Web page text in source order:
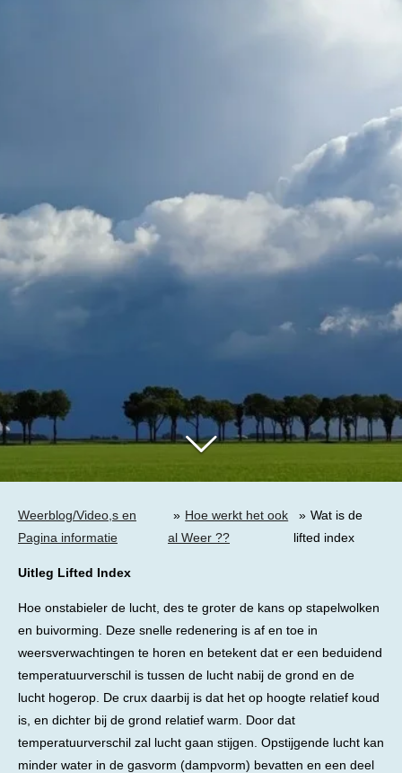
Weerblog/Video,s en
Pagina informatie
» Hoe werkt het ook
al Weer ??
» Wat is de
lifted index
Uitleg Lifted Index
Hoe onstabieler de lucht, des te groter de kans op stapelwolken
en buivorming. Deze snelle redenering is af en toe in
weersverwachtingen te horen en betekent dat er een beduidend
temperatuurverschil is tussen de lucht nabij de grond en de
lucht hogerop. De crux daarbij is dat het op hoogte relatief koud
is, en dichter bij de grond relatief warm. Door dat
temperatuurverschil zal lucht gaan stijgen. Opstijgende lucht kan
minder water in de gasvorm (dampvorm) bevatten en een deel